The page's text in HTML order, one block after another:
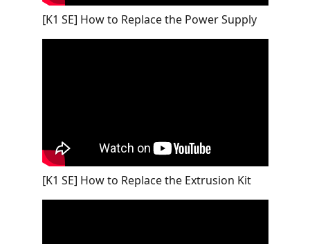
[K1 SE] How to Replace the Power Supply
[K1 SE] How to Replace the Extrusion Kit